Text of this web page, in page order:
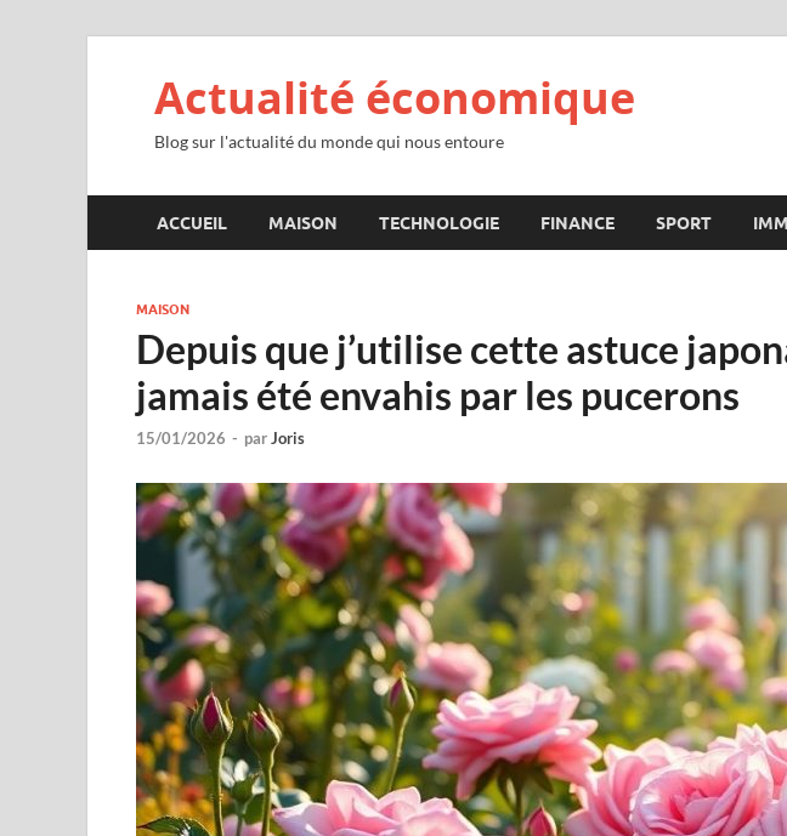
Actualité économique
Blog sur l'actualité du monde qui nous entoure
ACCUEIL MAISON TECHNOLOGIE FINANCE SPORT
MAISON
Depuis que j’utilise cette astuce
jamais été envahis par les pucerons
15/01/2026 - parJoris